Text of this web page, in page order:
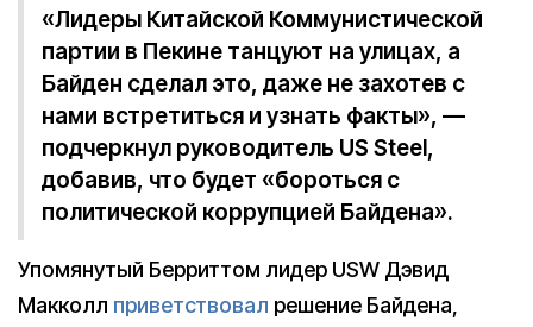
«Лидеры Китайской Коммунистической
партии в Пекине танцуют на улицах, а
Байден сделал это, даже не захотев с
нами встретиться и узнать факты», —
подчеркнул руководитель US Steel,
добавив, что будет «бороться с
политической коррупцией Байдена».
Упомянутый Берриттом лидер USW Дэвид
Макколл приветствовал решение Байдена,